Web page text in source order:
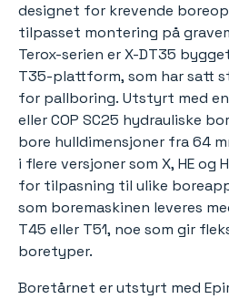
designet for krevende
tilpasset montering på
Terox-serien er X-DT35
T35-plattform, som har satt
for pallboring. Utstyrt med
eller COP SC25 hydrauliske
bore hulldimensjoner fra 64
i flere versjoner som X, HE og
for tilpasning til ulike
som boremaskinen leveres
T45 eller T51, noe som gir
boretyper.
Boretårnet er utstyrt med